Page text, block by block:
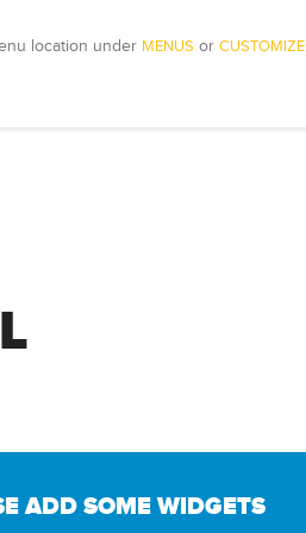
location under MENUS or CUSTOMIZE
ADD SOME WIDGETS